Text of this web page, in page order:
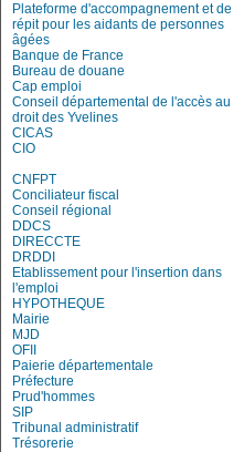
Plateforme d'accompagnement et de
répit pour les aidants de personnes
âgées
Banque de France
Bureau de douane
Cap emploi
Conseil départemental de l'accès au
droit des Yvelines
CICAS
CIO
CNFPT
Conciliateur fiscal
Conseil régional
DDCS
DIRECCTE
DRDDI
Etablissement pour l'insertion dans
l'emploi
HYPOTHEQUE
Mairie
MJD
OFII
Paierie départementale
Préfecture
Prud'hommes
SIP
Tribunal administratif
Trésorerie